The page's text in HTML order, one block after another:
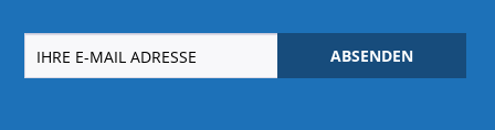
ABSENDEN